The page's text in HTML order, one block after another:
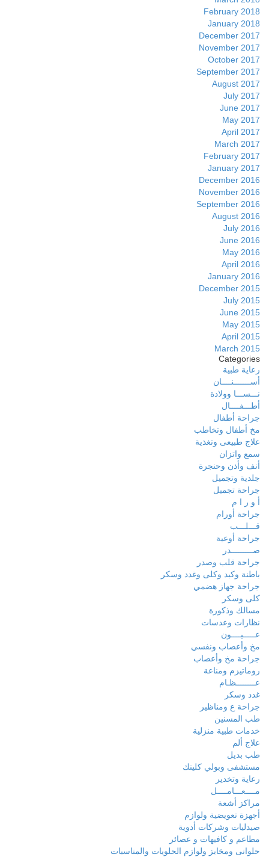
February 2018
January 2018
December 2017
November 2017
October 2017
September 2017
August 2017
July 2017
June 2017
May 2017
April 2017
March 2017
February 2017
January 2017
December 2016
November 2016
September 2016
August 2016
July 2016
June 2016
May 2016
April 2016
January 2016
December 2015
July 2015
June 2015
May 2015
April 2015
March 2015
Categories
رعاية طبية
أســـــــنــــان
نـــســـا وولادة
أطـــفــــال
جراحة أطفال
مخ أطفال وتخاطب
علاج طبيعى وتغذية
سمع واتزان
أنف وأذن وحنجرة
جلدية وتجميل
جراحة تجميل
أ و ر ا م
جراحة أورام
قـــلـــب
جراحة أوعية
صـــــــــدر
جراحة قلب وصدر
باطنة وكبد وكلى وغدد وسكر
جراحة جهاز هضمي
كلى وسكر
مسالك وذكورة
نظارات وعدسات
عـــــيــــون
مخ وأعصاب ونفسي
جراحة مخ وأعصاب
روماتيزم ومناعة
عــــــــظـام
غدد وسكر
جراحة ع ومناظير
طب المسنين
خدمات طبية منزلية
علاج ألم
طب بديل
مستشفى وبولي كلينك
رعاية وتخدير
مــــعـــامــــل
مراكز أشعة
أجهزة تعويضية ولوازم
صيدليات وشركات أدوية
مطاعم و كافيهات و عصائر
حلوانى ومخابز ولوازم الحلويات والمناسبات